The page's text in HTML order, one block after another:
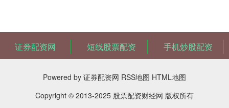
证券配资网 短线股票配资 手机炒股配资
Powered by 证券配资网 RSS地图 HTML地图
Copyright © 2013-2025 股票配资财经网 版权所有